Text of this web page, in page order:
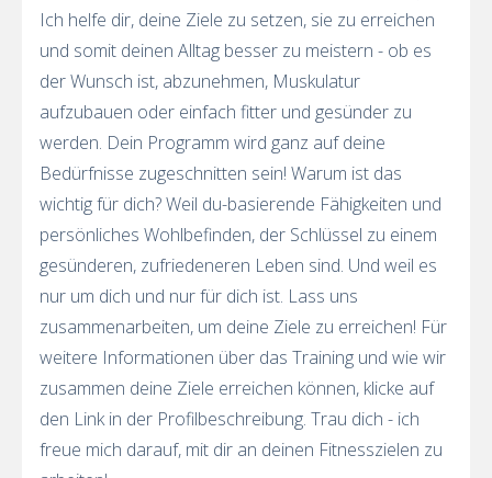
Ich helfe dir, deine Ziele zu setzen, sie zu erreichen
und somit deinen Alltag besser zu meistern - ob es
der Wunsch ist, abzunehmen, Muskulatur
aufzubauen oder einfach fitter und gesünder zu
werden. Dein Programm wird ganz auf deine
Bedürfnisse zugeschnitten sein! Warum ist das
wichtig für dich? Weil du-basierende Fähigkeiten und
persönliches Wohlbefinden, der Schlüssel zu einem
gesünderen, zufriedeneren Leben sind. Und weil es
nur um dich und nur für dich ist. Lass uns
zusammenarbeiten, um deine Ziele zu erreichen! Für
weitere Informationen über das Training und wie wir
zusammen deine Ziele erreichen können, klicke auf
den Link in der Profilbeschreibung. Trau dich - ich
freue mich darauf, mit dir an deinen Fitnesszielen zu